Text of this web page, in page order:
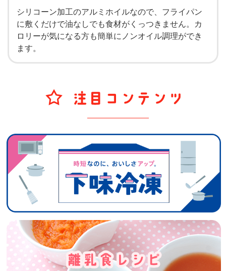
シリコーン加工のアルミホイルなので、フライパン
に敷くだけで油なしでも食材がくっつきません。カ
ロリーが気になる方も簡単にノンオイル調理ができ
ます。